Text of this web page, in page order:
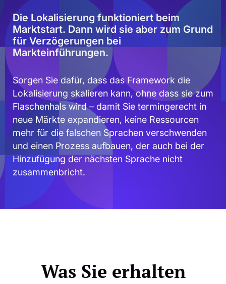
Die Lokalisierung funktioniert beim
Marktstart. Dann wird sie aber zum Grund
für Verzögerungen bei
Markteinführungen.
Sorgen Sie dafür, dass das Framework die
Lokalisierung skalieren kann, ohne dass sie zum
Flaschenhals wird – damit Sie termingerecht in
neue Märkte expandieren, keine Ressourcen
mehr für die falschen Sprachen verschwenden
und einen Prozess aufbauen, der auch bei der
Hinzufügung der nächsten Sprache nicht
zusammenbricht.
Was Sie erhalten